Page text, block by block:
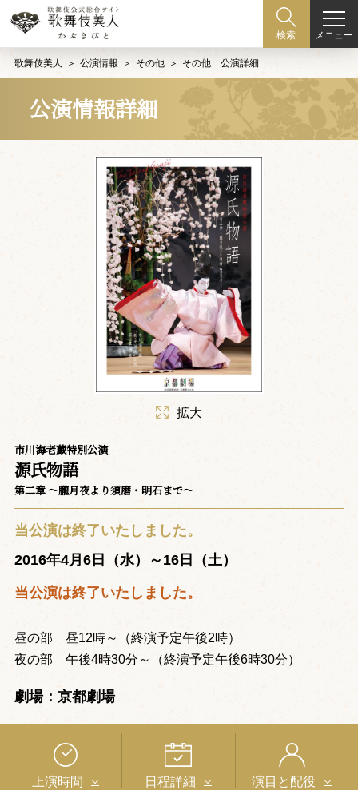
検索 メニュー
歌舞伎美人 公演情報 その他 その他 公演詳細
公演情報詳細
拡大
市川海老蔵特別公演
源氏物語
第二章 ～朧月夜より須磨・明石まで～
当公演は終了いたしました。
2016年4月6日（水）～16日（土）
当公演は終了いたしました。
昼の部 昼12時～（終演予定午後2時）
夜の部 午後4時30分～（終演予定午後6時30分）
劇場：京都劇場
上演時間 日程詳細 演目と配役